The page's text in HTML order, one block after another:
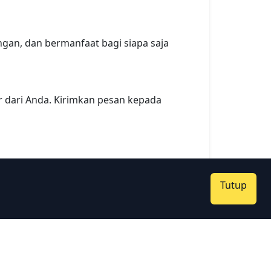
dan bermanfaat bagi siapa saja
Anda. Kirimkan pesan kepada
Tutup